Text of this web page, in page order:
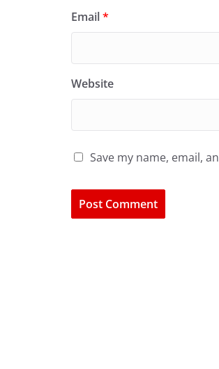
Email*
Website
Save my name, email,